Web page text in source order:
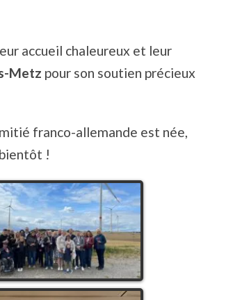
accueil chaleureux et leur
Metz pour son soutien précieux
franco-allemande est née,
!